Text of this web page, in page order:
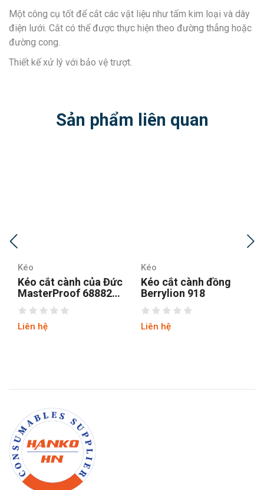
Một công cụ tốt để cắt các vật liệu như tấm kim loại và dây
điện lưới. Cắt có thể được thực hiện theo đường thẳng hoặc
đường cong.
Thiết kế xử lý với bảo vệ trượt.
Sản phẩm liên quan
Kéo
Kéo cắt cành của Đức
MasterProof 68882
thép SK85
Liên hệ
Kéo
Kéo cắt cành đồng
Berrylion 918
Liên hệ